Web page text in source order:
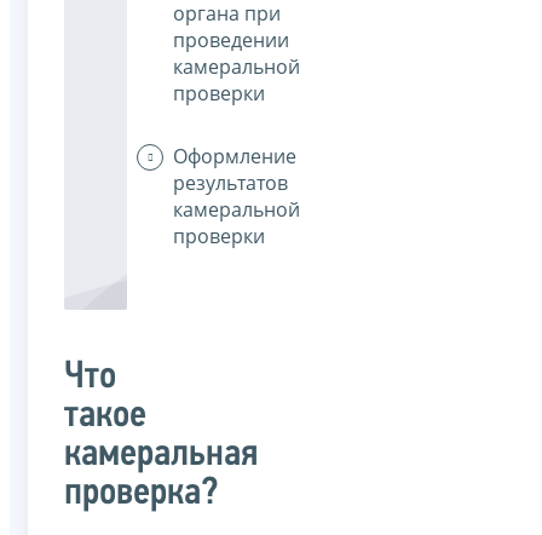
органа при
проведении
камеральной
проверки
Оформление
результатов
камеральной
проверки
Что
такое
камеральная
проверка?